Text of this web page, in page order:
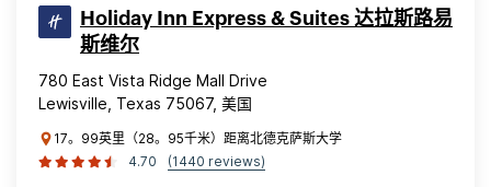
Holiday Inn Express & Suites 达拉斯路易
斯维尔
780 East Vista Ridge Mall Drive
Lewisville, Texas 75067, 美国
17。99英里（28。95千米）距离北德克萨斯大学
4.70
(1440 reviews)